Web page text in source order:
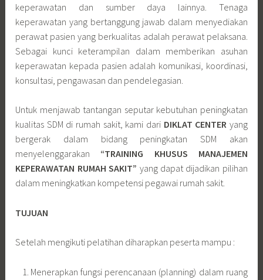
keperawatan dan sumber daya lainnya. Tenaga
keperawatan yang bertanggung jawab dalam menyediakan
perawat pasien yang berkualitas adalah perawat pelaksana.
Sebagai kunci keterampilan dalam memberikan asuhan
keperawatan kepada pasien adalah komunikasi, koordinasi,
konsultasi, pengawasan dan pendelegasian.
Untuk menjawab tantangan seputar kebutuhan peningkatan
kualitas SDM di rumah sakit, kami dari DIKLAT CENTER yang
bergerak dalam bidang peningkatan SDM akan
menyelenggarakan “TRAINING KHUSUS MANAJEMEN
KEPERAWATAN RUMAH SAKIT” yang dapat dijadikan pilihan
dalam meningkatkan kompetensi pegawai rumah sakit.
TUJUAN
Setelah mengikuti pelatihan diharapkan peserta mampu :
Menerapkan fungsi perencanaan (planning) dalam ruang